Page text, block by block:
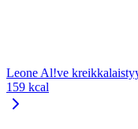
Leone Al!ve
159 kcal